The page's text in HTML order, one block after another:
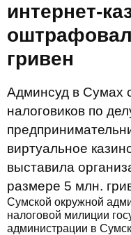
интернет-
гривен
Админсуд в Сумах
налоговиков по
виртуальное
выставила
размере 5 млн.
Сумской окружной
налоговой милиции
администрации в